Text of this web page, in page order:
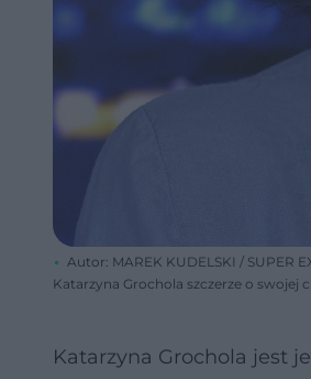
Autor: MAREK KUDELSKI / SUPER
Katarzyna Grochola szczerze o swojej
Katarzyna Grochola jest